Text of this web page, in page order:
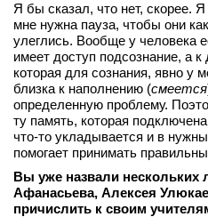
Я бы сказал, что нет, скорее.
мне нужна пауза, чтобы они
улеглись. Вообще у человека
имеет доступ подсознание, а
которая для сознания, явно у
близка к наполнению (смеется
определенную проблему.
ту память, которая
что‑то укладывается и в
помогает принимать
Вы уже назвали
Афанасьева, Алексея
причислить к своим